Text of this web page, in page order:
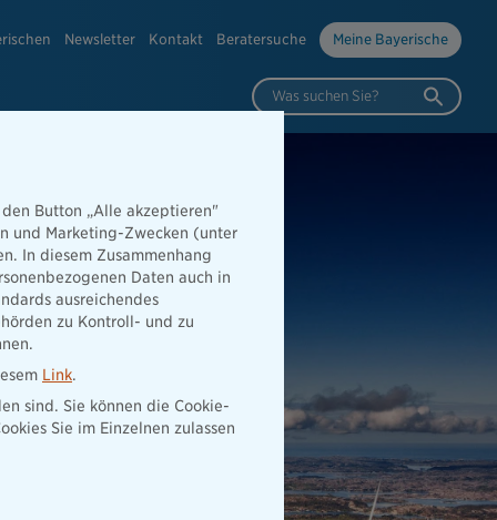
Newsletter Kontakt Beratersuche Meine Bayerische
Was suchen Sie?
Button „Alle akzeptieren"
und Marketing-Zwecken (unter
In diesem Zusammenhang
Daten auch in
ausreichendes
zu Kontroll- und zu
Link.
sind. Sie können die Cookie-
Sie im Einzelnen zulassen